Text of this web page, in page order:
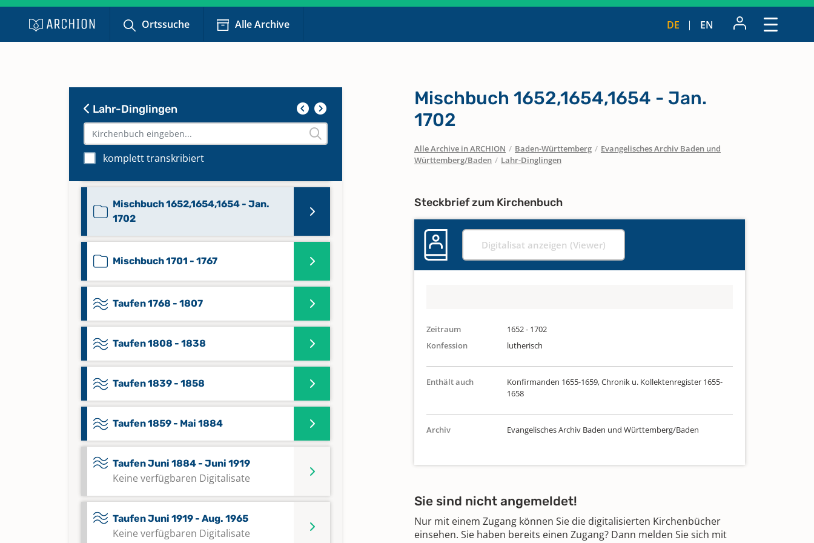
Ortssuche Alle Archive DE EN
Lahr-Dinglingen
komplett transkribiert
Keine verfügbaren Digitalisate
Melanchthonpfarrei (bis 1969
Westpfarrei) Beerdigungen 1968 -
1985
Keine verfügbaren Digitalisate
Mischbuch 1652,1654,1654 - Jan.
1702
Mischbuch 1701 - 1767
Taufen 1768 - 1807
Taufen 1808 - 1838
Taufen 1839 - 1858
Taufen 1859 - Mai 1884
Taufen Juni 1884 - Juni 1919
Keine verfügbaren Digitalisate
Taufen Juni 1919 - Aug. 1965
Keine verfügbaren Digitalisate
Mischbuch 1652,1654,1654 - Jan.
1702
Alle Archive in ARCHION / Baden-Württemberg / Evangelisches Archiv Baden und
Württemberg/Baden / Lahr-Dinglingen
Steckbrief zum Kirchenbuch
Digitalisat anzeigen (Viewer)
Zeitraum
1652 - 1702
Konfession
lutherisch
Enthält auch
Konfirmanden 1655-1659, Chronik u. Kollektenregister 1655-
1658
Archiv Evangelisches Archiv Baden und Württemberg/Baden
Sie sind nicht angemeldet!
Nur mit einem Zugang können Sie die digitalisierten Kirchenbücher
einsehen. Sie haben bereits einen Zugang? Dann melden Sie sich mit